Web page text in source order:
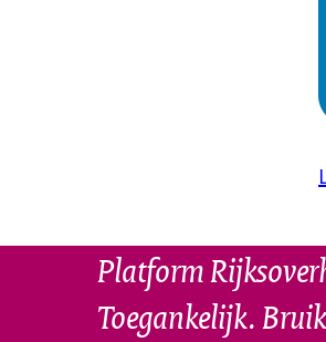
Platform
Toegankelijk.